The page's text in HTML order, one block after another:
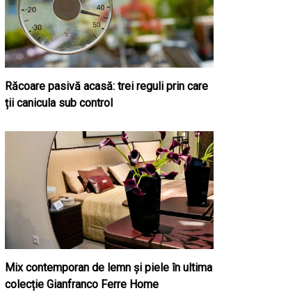
Răcoare pasivă acasă: trei reguli prin care
ții canicula sub control
Mix contemporan de lemn şi piele în ultima
colecție Gianfranco Ferre Home